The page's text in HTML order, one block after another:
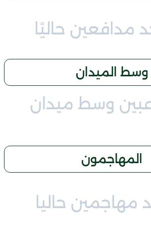
مدافعين حاليًا
وسط الميدان
وسط ميدان
المهاجمون
مهاجمين حاليا